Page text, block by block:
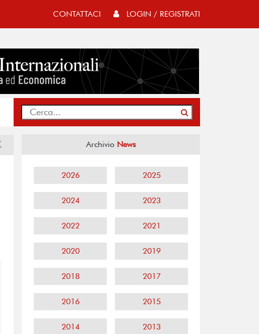
CONTATTACI LOGIN / REGISTRATI
Archivio News
2026 2025
2024 2023
2022 2021
2020 2019
2018 2017
2016 2015
2014 2013